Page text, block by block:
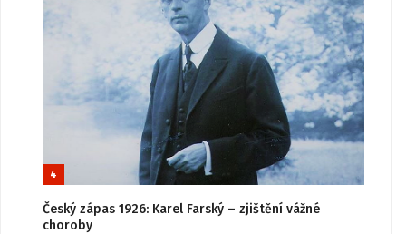
4
Český zápas 1926: Karel Farský – zjištění vážné
choroby